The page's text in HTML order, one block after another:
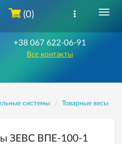
+38 067 622-06-91
Все контакты
(0)
системы
Товарные весы
ЗЕВС ВПЕ-100-1